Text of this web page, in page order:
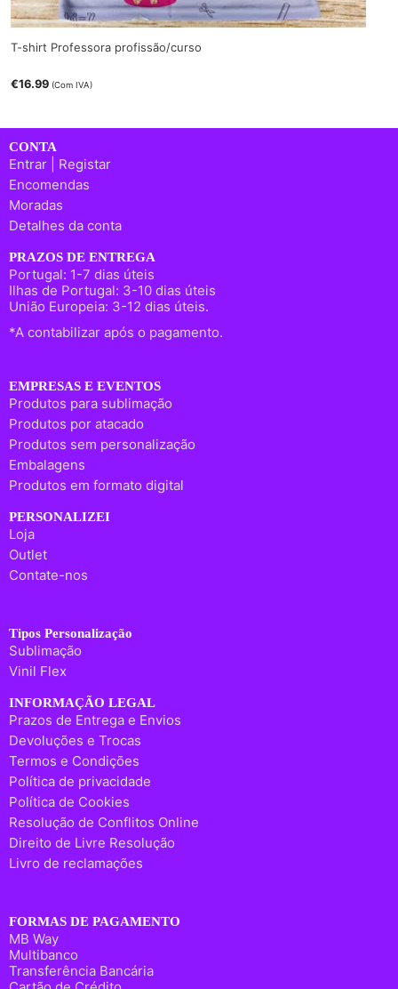
T-shirt Professora profissão/curso
€16.99 (Com IVA)
CONTA
Entrar | Registar
Encomendas
Moradas
Detalhes da conta
PRAZOS DE ENTREGA
Portugal: 1-7 dias úteis
Ilhas de Portugal: 3-10 dias úteis
União Europeia: 3-12 dias úteis.
*A contabilizar após o pagamento.
EMPRESAS E EVENTOS
Produtos para sublimação
Produtos por atacado
Produtos sem personalização
Embalagens
Produtos em formato digital
PERSONALIZEI
Loja
Outlet
Contate-nos
Tipos Personalização
Sublimação
Vinil Flex
INFORMAÇÃO LEGAL
Prazos de Entrega e Envios
Devoluções e Trocas
Termos e Condições
Política de privacidade
Política de Cookies
Resolução de Conflitos Online
Direito de Livre Resolução
Livro de reclamações
FORMAS DE PAGAMENTO
MB Way
Multibanco
Transferência Bancária